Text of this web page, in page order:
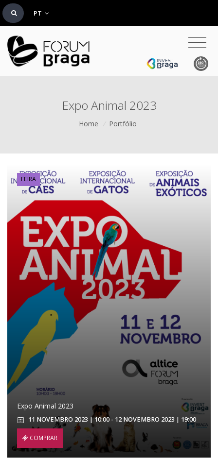
PT
Expo Animal 2023
Home / Portfólio
FEIRA
Expo Animal 2023
11 NOVEMBRO 2023 | 10:00 - 12 NOVEMBRO 2023 | 19:00
COMPRAR